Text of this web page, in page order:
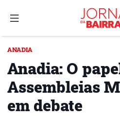
ANADIA
Anadia: O
Assembleias
em debate